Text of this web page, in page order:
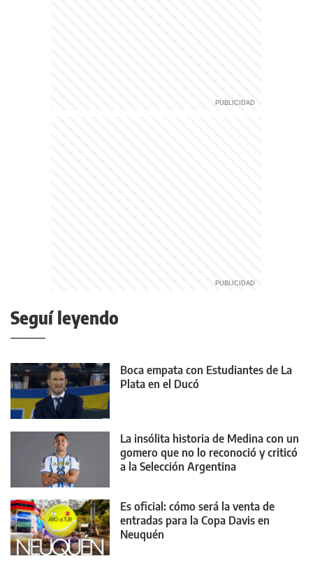
Seguí leyendo
Boca empata con Estudiantes de La
Plata en el Ducó
La insólita historia de Medina con un
gomero que no lo reconoció y criticó
a la Selección Argentina
Es oficial: cómo será la venta de
entradas para la Copa Davis en
Neuquén